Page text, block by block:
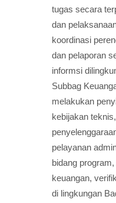
tugas secara
dan
koordinasi
dan pelaporan
informsi
Subbag
melakukan
kebijakan
pelayanan
bidang
keuangan,
di lingkungan